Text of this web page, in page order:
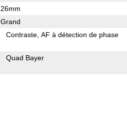
26mm
Grand
Contraste AF à détection de phase
Quad Bayer